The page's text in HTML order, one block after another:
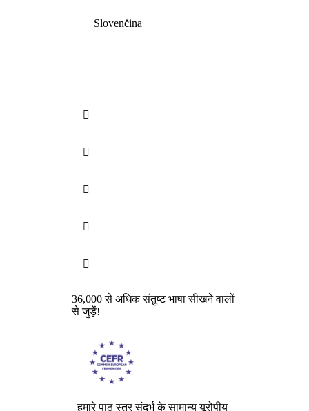
Slovenčina





36,000 से अधिक संतुष्ट भाषा सीखने वालों
से जुड़ें!
हमारे पाठ स्तर संदर्भ के सामान्य यूरोपीय